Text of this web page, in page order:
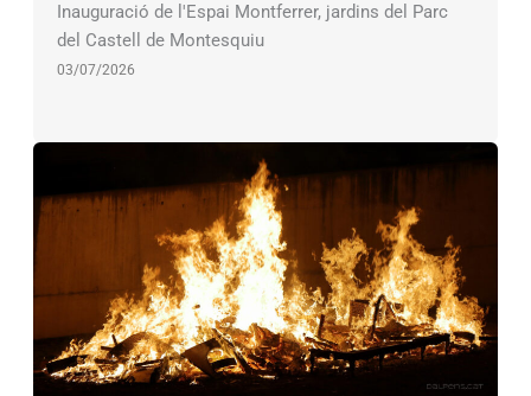
Inauguració de l'Espai Montferrer, jardins del Parc
del Castell de Montesquiu
03/07/2026